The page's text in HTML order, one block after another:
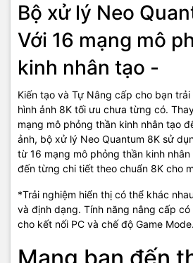
Bộ xử lý Neo
Với 16 mạng mô
kinh nhân tạo -
Kiến tạo và Tự Nâng cấp cho bạn
hình ảnh 8K tối ưu chưa từng có.
mạng mô phỏng thần kinh nhân tạo
ảnh, bộ xử lý Neo Quantum 8K sử
từ 16 mạng mô phỏng thần kinh
đến từng chi tiết theo chuẩn 8K cho
*Trải nghiệm hiển thị có thể khác
và định dạng. Tính năng nâng cấp
cho kết nối PC và chế độ Game Mode.
Khi âm thanh
hình ảnh chuyển
Công nghệ Object Tracking Sound Pro
Với các loa bố trí bên trong TV tạo hiệu
dấu chuyển động hình ảnh của từng
thấy như thể đang xảy ra xung quanh
Bản giao hưởng
TV & Soundbar
Công nghệ Q-
Khi cả Loa Soundbar & Loa Tivi cùng